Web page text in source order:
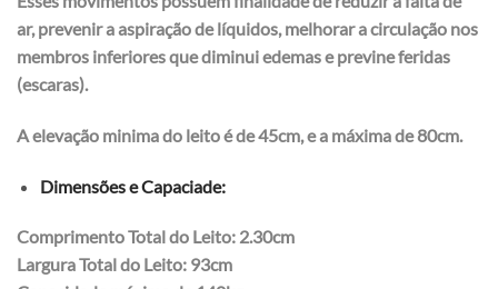
ar, prevenir a aspiração de líquidos, melhorar a circulação nos
membros inferiores que diminui edemas e previne feridas
(escaras).
A elevação minima do leito é de 45cm, e a máxima de 80cm.
Dimensões e Capaciade:
Comprimento Total do Leito: 2.30cm
Largura Total do Leito: 93cm